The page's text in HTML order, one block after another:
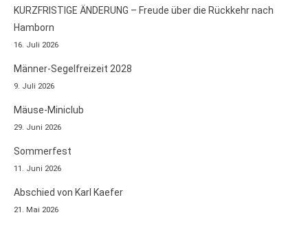
KURZFRISTIGE ÄNDERUNG – Freude über die Rückkehr nach
Hamborn
16. Juli 2026
Männer-Segelfreizeit 2028
9. Juli 2026
Mäuse-Miniclub
29. Juni 2026
Sommerfest
11. Juni 2026
Abschied von Karl Kaefer
21. Mai 2026